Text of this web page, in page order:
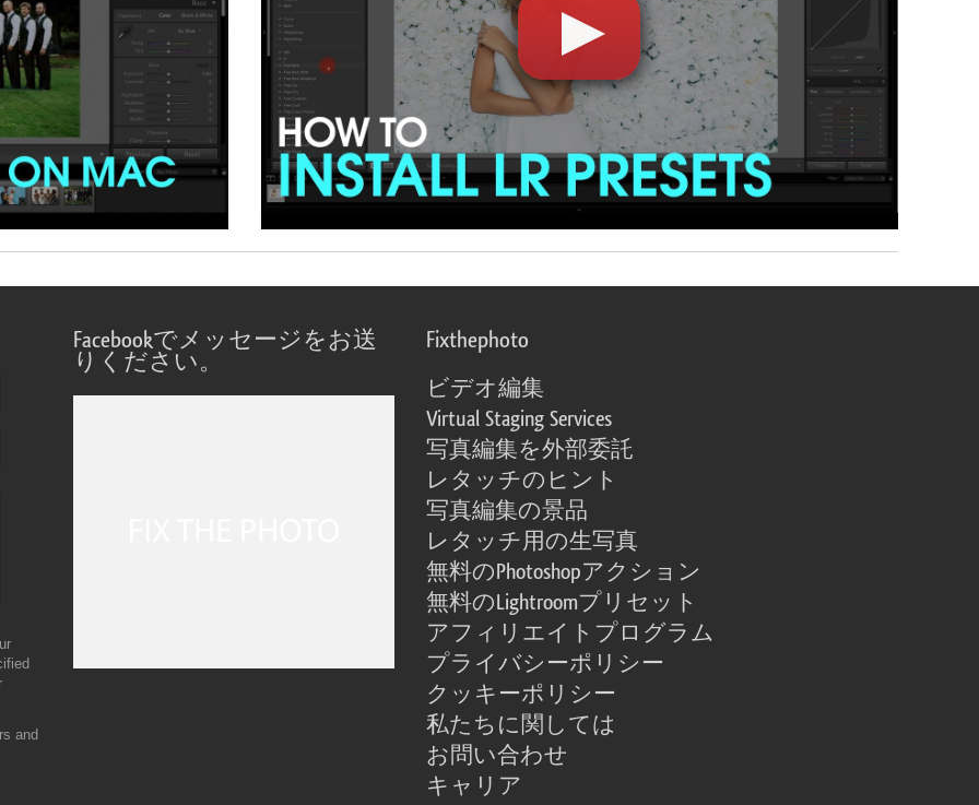
and
Facebookでメッセージをお送
りください。
Fixthephoto
ビデオ編集
Virtual Staging Services
写真編集を外部委託
レタッチのヒント
写真編集の景品
レタッチ用の生写真
無料のPhotoshopアクション
無料のLightroomプリセット
アフィリエイトプログラム
プライバシーポリシー
クッキーポリシー
私たちに関しては
お問い合わせ
キャリア